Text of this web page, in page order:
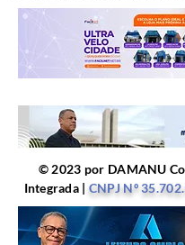
© 2023 por DAMANU
Integrada | CNPJ Nº